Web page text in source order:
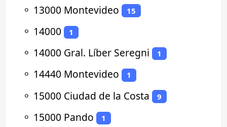
⚬ 13000 Montevideo 15
⚬ 14000 1
⚬ 14000 Gral. Líber Seregni 1
⚬ 14440 Montevideo 1
⚬ 15000 Ciudad de la Costa 9
⚬ 15000 Pando 1